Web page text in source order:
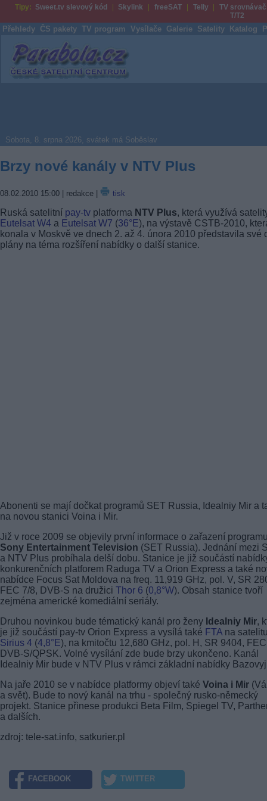
Tipy: Sweet.tv slevový kód Skylink freeSAT Telly
TV srovnávač
T/T2
Přehledy ČS pakety TV program Vysílače Galerie Satelity Katalog
Parabola.cz
Sobota, 8. srpna 2026, svátek má Soběslav
Brzy nové kanály v NTV Plus
08.02.2010 15:00 | redakce | tisk
Ruská satelitní pay-tv platforma NTV Plus, která využívá
Eutelsat W4 a Eutelsat W7 (36°E), na výstavě CSTB-2010,
konala v Moskvě ve dnech 2. až 4. února 2010 představila své
plány na téma rozšíření nabídky o další stanice.
Abonenti se mají dočkat programů SET Russia, Idealniy Mir a
na novou stanici Voina i Mir.
Již v roce 2009 se objevily první informace o zařazení
Sony Entertainment Television (SET Russia). Jednání mezi
a NTV Plus probíhala delší dobu. Stanice je již součástí
konkurenčních platforem Raduga TV a Orion Express a také
nabídce Focus Sat Moldova na freq. 11,919 GHz, pol. V, SR
FEC 7/8, DVB-S na družici Thor 6 (0,8°W). Obsah stanice tvoří
zejména americké komediální seriály.
Druhou novinkou bude tématický kanál pro ženy Idealniy Mir,
je již součástí pay-tv Orion Express a vysílá také FTA na
Sirius 4 (4,8°E), na kmitočtu 12,680 GHz, pol. H, SR 9404,
DVB-S/QPSK. Volné vysílání zde bude brzy ukončeno. Kanál
Idealniy Mir bude v NTV Plus v rámci základní nabídky
Na jaře 2010 se v nabídce platformy objeví také Voina i Mir
a svět). Bude to nový kanál na trhu - společný rusko-německý
projekt. Stanice přinese produkci Beta Film, Spiegel TV,
a dalších.
zdroj: tele-sat.info, satkurier.pl
FACEBOOK TWITTER